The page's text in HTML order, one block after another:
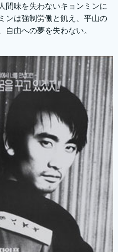
間味を失わないキョンミンに
ンは強制労働と飢え、平山の
由への夢を失わない。